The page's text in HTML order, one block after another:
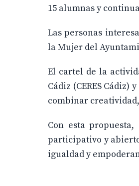
15 alumnas y
Las personas
la Mujer del
El cartel de la
Cádiz (CERES
combinar
Con esta
participativo y
igualdad y